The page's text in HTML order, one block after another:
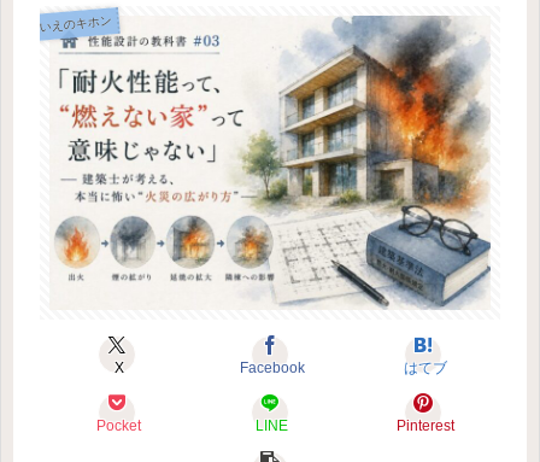
いえのキホン
X Facebook はてブ
Pocket LINE Pinterest